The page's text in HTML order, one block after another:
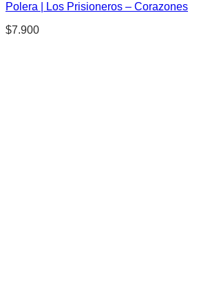
Polera | Los Prisioneros – Corazones
$7.900